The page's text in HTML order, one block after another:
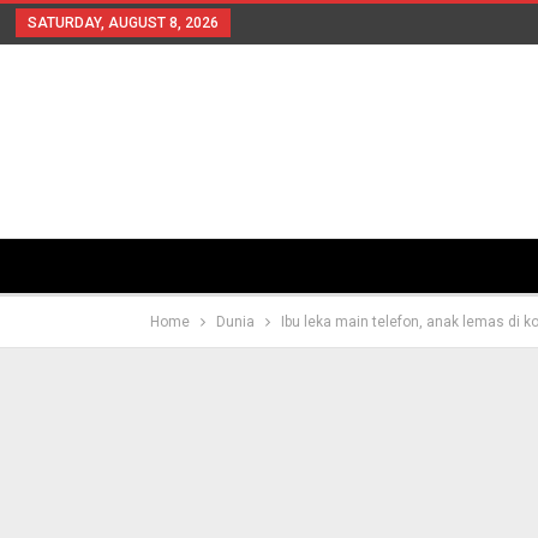
SATURDAY, AUGUST 8, 2026
Home Dunia Ibu leka main telefon, anak lemas di